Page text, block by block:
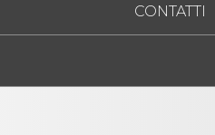
CONTATTI